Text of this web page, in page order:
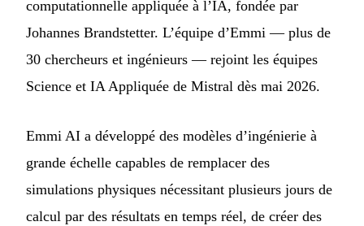
computationnelle appliquée à l’IA, fondée par
Johannes Brandstetter. L’équipe d’Emmi — plus de
30 chercheurs et ingénieurs — rejoint les équipes
Science et IA Appliquée de Mistral dès mai 2026.
Emmi AI a développé des modèles d’ingénierie à
grande échelle capables de remplacer des
simulations physiques nécessitant plusieurs jours de
calcul par des résultats en temps réel, de créer des